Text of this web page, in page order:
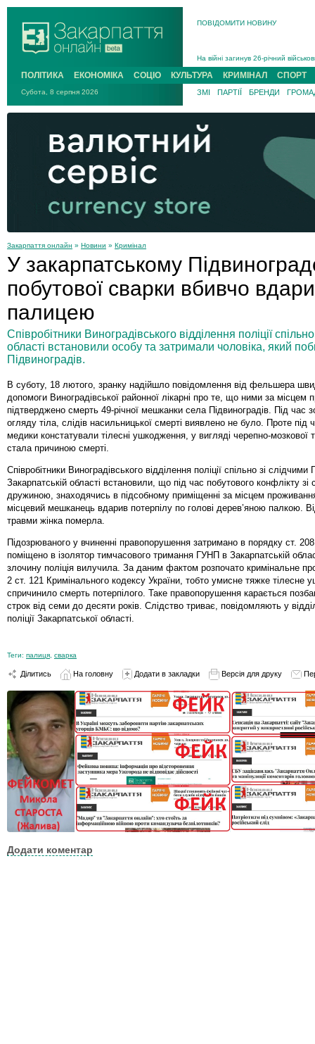
ПОВІДОМИТИ НОВИНУ
Підтвердили загибель
На війні загинув 26-річний
ПОЛІТИКА ЕКОНОМІКА СОЦІО КУЛЬТУРА КРИМІНАЛ СПОРТ
Субота, 8 серпня 2026 ЗМІ ПАРТІЇ БРЕНДИ
Закарпаття онлайн » Новини » Кримінал
У закарпатському
побутової сварки вбивчо
палицею
Співробітники Виноградівського відділення поліції
області встановили особу та затримали чоловіка, який
Підвиноградів.
В суботу, 18 лютого, зранку надійшло повідомлення від фельшера
допомоги Виноградівської районної лікарні про те, що ними за місцем
підтверджено смерть 49-річної мешканки села Підвиноградів. Під час
огляду тіла, слідів насильницької смерті виявлено не було. Проте під
медики констатували тілесні ушкодження, у вигляді черепно-мозкової
стала причиною смерті.
Співробітники Виноградівського відділення поліції спільно зі
Закарпатській області встановили, що під час побутового конфлікту зі
дружиною, знаходячись в підсобному приміщенні за місцем
місцевий мешканець вдарив потерпілу по голові дерев’яною палкою.
травми жінка померла.
Підозрюваного у вчиненні правопорушення затримано в порядку ст.
поміщено в ізолятор тимчасового тримання ГУНП в Закарпатській
злочину поліція вилучила. За даним фактом розпочато кримінальне
2 ст. 121 Кримінального кодексу України, тобто умисне тяжке тілесне
спричинило смерть потерпілого. Таке правопорушення карається
строк від семи до десяти років. Слідство триває, повідомляють у
поліції Закарпатської області.
Теги: палиця сварка
Ділитись На головну Додати в закладки Версія для друку
Додати коментар